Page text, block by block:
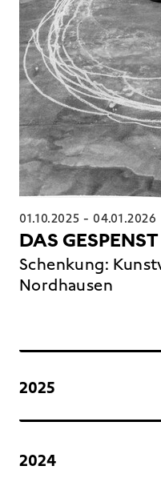
01.10.2025 -04.01.2026
DAS
Schenkung:
Nordhausen
2025
2024